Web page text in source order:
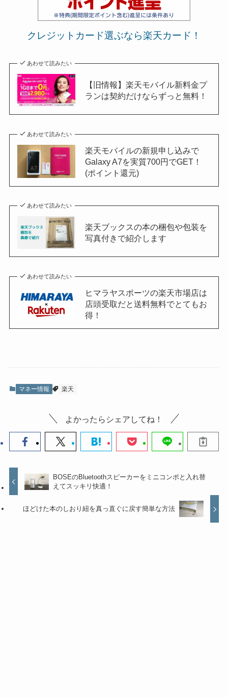
クレジットカード選ぶなら楽天カード！
あわせて読みたい
【旧情報】楽天モバイル新料金プ
ランは契約だけならずっと無料！
あわせて読みたい
楽天モバイルの新規申し込みで
Galaxy A7を実質700円でGET！
(ポイント還元)
あわせて読みたい
楽天ブックスの本の梱包や包装を
写真付きで紹介します
あわせて読みたい
ヒマラヤスポーツの楽天市場店は
店頭受取だと送料無料でとてもお
得！
マネー情報 楽天
よかったらシェアしてね！
BOSEのBluetoothスピーカーをミニコンポと入れ替
えてスッキリ快適！
ほどけた本のしおり紐を真っ直ぐに戻す簡単な方法